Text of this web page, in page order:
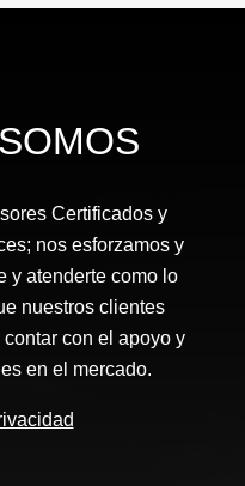
Certificados y
nos esforzamos y
y atenderte como lo
nuestros clientes
con el apoyo y
en el mercado.